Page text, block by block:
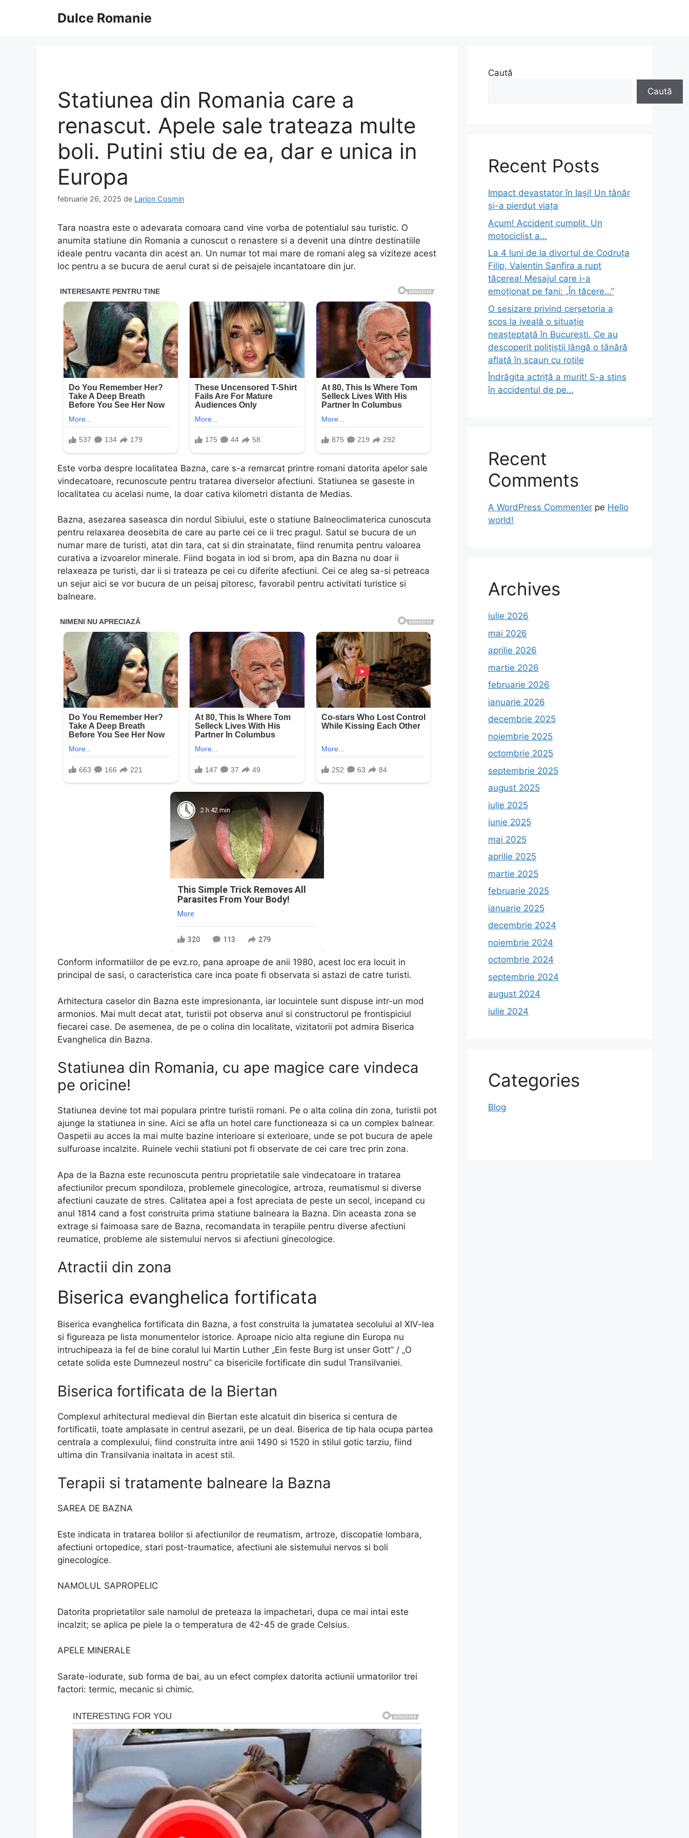
Dulce Romanie
Statiunea din Romania care a
renascut. Apele sale trateaza multe
boli. Putini stiu de ea, dar e unica in
Europa
februarie 26, 2025 de Larion Cosmin
Tara noastra este o adevarata comoara cand vine vorba de potentialul sau turistic. O
anumita statiune din Romania a cunoscut o renastere si a devenit una dintre destinatiile
ideale pentru vacanta din acest an. Un numar tot mai mare de romani aleg sa viziteze acest
loc pentru a se bucura de aerul curat si de peisajele incantatoare din jur.
Este vorba despre localitatea Bazna, care s-a remarcat printre romani datorita apelor sale
vindecatoare, recunoscute pentru tratarea diverselor afectiuni. Statiunea se gaseste in
localitatea cu acelasi nume, la doar cativa kilometri distanta de Medias.
Bazna, asezarea saseasca din nordul Sibiului, este o statiune Balneoclimaterica cunoscuta
pentru relaxarea deosebita de care au parte cei ce ii trec pragul. Satul se bucura de un
numar mare de turisti, atat din tara, cat si din strainatate, fiind renumita pentru valoarea
curativa a izvoarelor minerale. Fiind bogata in iod si brom, apa din Bazna nu doar ii
relaxeaza pe turisti, dar ii si trateaza pe cei cu diferite afectiuni. Cei ce aleg sa-si petreaca
un sejur aici se vor bucura de un peisaj pitoresc, favorabil pentru activitati turistice si
balneare.
2 h 42 min
This Simple Trick Removes All
Parasites From Your Body!
More
320 113 279
Conform informatiilor de pe evz.ro, pana aproape de anii 1980, acest loc era locuit in
principal de sasi, o caracteristica care inca poate fi observata si astazi de catre turisti.
Arhitectura caselor din Bazna este impresionanta, iar locuintele sunt dispuse intr-un mod
armonios. Mai mult decat atat, turistii pot observa anul si constructorul pe frontispiciul
fiecarei case. De asemenea, de pe o colina din localitate, vizitatorii pot admira Biserica
Evanghelica din Bazna.
Statiunea din Romania, cu ape magice care vindeca
pe oricine!
Statiunea devine tot mai populara printre turistii romani. Pe o alta colina din zona, turistii pot
ajunge la statiunea in sine. Aici se afla un hotel care functioneaza si ca un complex balnear.
Oaspetii au acces la mai multe bazine interioare si exterioare, unde se pot bucura de apele
sulfuroase incalzite. Ruinele vechii statiuni pot fi observate de cei care trec prin zona.
Apa de la Bazna este recunoscuta pentru proprietatile sale vindecatoare in tratarea
afectiunilor precum spondiloza, problemele ginecologice, artroza, reumatismul si diverse
afectiuni cauzate de stres. Calitatea apei a fost apreciata de peste un secol, incepand cu
anul 1814 cand a fost construita prima statiune balneara la Bazna. Din aceasta zona se
extrage si faimoasa sare de Bazna, recomandata in terapiile pentru diverse afectiuni
reumatice, probleme ale sistemului nervos si afectiuni ginecologice.
Atractii din zona
Biserica evanghelica fortificata
Biserica evanghelica fortificata din Bazna, a fost construita la jumatatea secolului al XIV-lea
si figureaza pe lista monumentelor istorice. Aproape nicio alta regiune din Europa nu
intruchipeaza la fel de bine coralul lui Martin Luther „Ein feste Burg ist unser Gott” / „O
cetate solida este Dumnezeul nostru” ca bisericile fortificate din sudul Transilvaniei.
Biserica fortificata de la Biertan
Complexul arhitectural medieval din Biertan este alcatuit din biserica si centura de
fortificatii, toate amplasate in centrul asezarii, pe un deal. Biserica de tip hala ocupa partea
centrala a complexului, fiind construita intre anii 1490 si 1520 in stilul gotic tarziu, fiind
ultima din Transilvania inaltata in acest stil.
Terapii si tratamente balneare la Bazna
SAREA DE BAZNA
Este indicata in tratarea bolilor si afectiunilor de reumatism, artroze, discopatie lombara,
afectiuni ortopedice, stari post-traumatice, afectiuni ale sistemului nervos si boli
ginecologice.
NAMOLUL SAPROPELIC
Datorita proprietatilor sale namolul de preteaza la impachetari, dupa ce mai intai este
incalzit; se aplica pe piele la o temperatura de 42-45 de grade Celsius.
APELE MINERALE
Sarate-iodurate, sub forma de bai, au un efect complex datorita actiunii urmatorilor trei
factori: termic, mecanic si chimic.
Caută
Caută
Recent Posts
Impact devastator în Iași! Un tânăr
și-a pierdut viața
Acum! Accident cumplit. Un
motociclist a…
La 4 luni de la divorțul de Codruța
Filip, Valentin Sanfira a rupt
tăcerea! Mesajul care i-a
emoționat pe fani: „În tăcere…”
O sesizare privind cerșetoria a
scos la iveală o situație
neașteptată în București. Ce au
descoperit polițiștii lângă o tânără
aflată în scaun cu rotile
Îndrăgita actriță a murit! S-a stins
în accidentul de pe…
Recent
Comments
A WordPress Commenter pe Hello
world!
Archives
iulie 2026
mai 2026
aprilie 2026
martie 2026
februarie 2026
ianuarie 2026
decembrie 2025
noiembrie 2025
octombrie 2025
septembrie 2025
august 2025
iulie 2025
iunie 2025
mai 2025
aprilie 2025
martie 2025
februarie 2025
ianuarie 2025
decembrie 2024
noiembrie 2024
octombrie 2024
septembrie 2024
august 2024
iulie 2024
Categories
Blog